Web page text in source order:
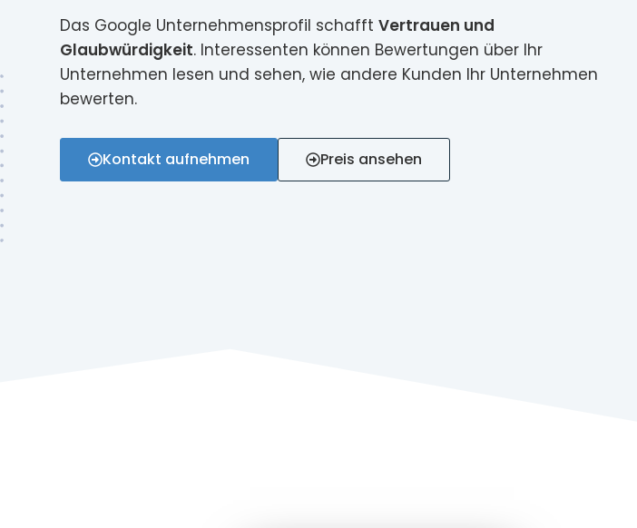
Das Google Unternehmensprofil schafftVertrauen und
Glaubwürdigkeit. Interessenten können Bewertungen über Ihr
Unternehmen lesen und sehen, wie andere Kunden Ihr Unternehmen
bewerten.
Kontakt aufnehmen Preis ansehen